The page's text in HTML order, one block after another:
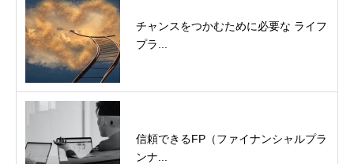
チャンスをつかむために必要な ライフ
プラ...
信頼できるFP（ファイナンシャルプラ
ンナ...